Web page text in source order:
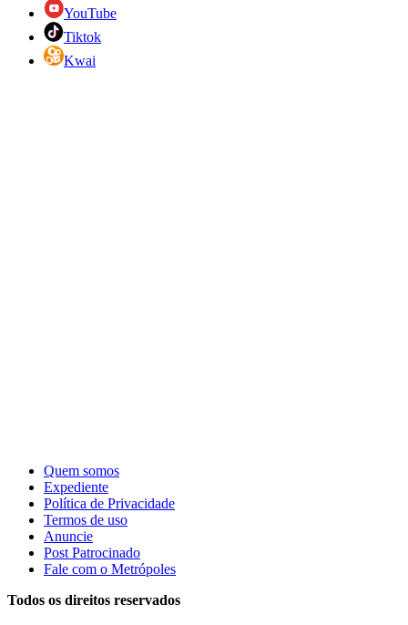
YouTube
Tiktok
Kwai
Quem somos
Expediente
Política de Privacidade
Termos de uso
Anuncie
Post Patrocinado
Fale com o Metrópoles
Todos os direitos reservados